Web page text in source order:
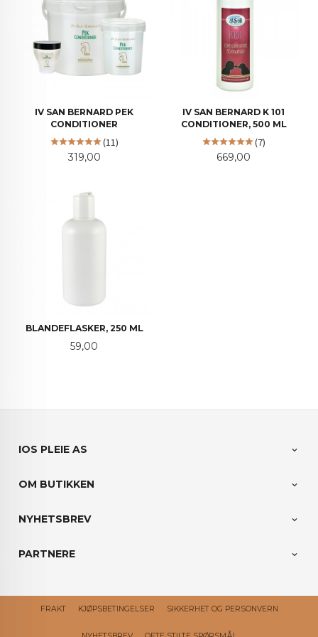
IV SAN BERNARD PEK
CONDITIONER
(11)
Pris
319,00
IV SAN BERNARD K 101
CONDITIONER, 500 ML
(7)
Pris
669,00
BLANDEFLASKER, 250 ML
Pris
59,00
IOS PLEIE AS
OM BUTIKKEN
NYHETSBREV
PARTNERE
FRAKT KJØPSBETINGELSER SIKKERHET OG PERSONVERN